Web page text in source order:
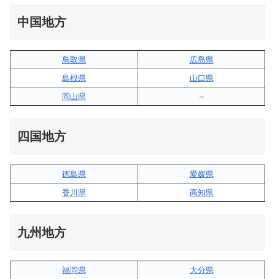
中国地方
鳥取県
広島県
島根県
山口県
岡山県
–
四国地方
徳島県
愛媛県
香川県
高知県
九州地方
福岡県 大分県